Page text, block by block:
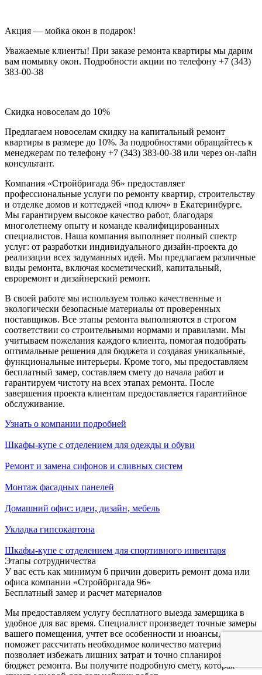
Акция — мойка окон в подарок!
Уважаемые клиенты! При заказе ремонта квартиры мы дарим
вам помывку окон. Подробности акции по телефону +7 (343)
383-00-38
Скидка новоселам до 10%
Предлагаем новоселам скидку на капитальный ремонт
квартиры в размере до 10%. За подробностями обращайтесь к
менеджерам по телефону +7 (343) 383-00-38 или через он-лайн
консультант.
Компания «Стройбригада 96» предоставляет
профессиональные услуги по ремонту квартир, строительству
и отделке домов и коттеджей «под ключ» в Екатеринбурге.
Мы гарантируем высокое качество работ, благодаря
многолетнему опыту и команде квалифицированных
специалистов. Наша компания выполняет полный спектр
услуг: от разработки индивидуального дизайн-проекта до
реализации всех задуманных идей. Мы предлагаем различные
виды ремонта, включая косметический, капитальный,
евроремонт и дизайнерский ремонт.
В своей работе мы используем только качественные и
экологически безопасные материалы от проверенных
поставщиков. Все этапы ремонта выполняются в строгом
соответствии со строительными нормами и правилами. Мы
учитываем пожелания каждого клиента, помогая подобрать
оптимальные решения для бюджета и создавая уникальные,
функциональные интерьеры. Кроме того, мы предоставляем
бесплатный замер, составляем смету до начала работ и
гарантируем чистоту на всех этапах ремонта. После
завершения проекта клиентам предоставляется гарантийное
обслуживание.
Узнать о компании подробней
Шкафы-купе с отделением для одежды и обуви
Ремонт и замена сифонов и сливных систем
Монтаж фасадных панелей
Домашний офис: идеи, дизайн, мебель
Укладка гипсокартона
Шкафы-купе с отделением для спортивного инвентаря
Этапы сотрудничества
У вас есть как минимум 6 причин доверить ремонт дома или
офиса компании «Стройбригада 96»
Бесплатный замер и расчет материалов
Мы предоставляем услугу бесплатного выезда замерщика в
удобное для вас время. Специалист произведет точные замеры
вашего помещения, учтет все особенности и нюансы, а также
поможет рассчитать необходимое количество материалов. Это
позволяет избежать лишних затрат и точно спланировать
бюджет ремонта. Вы получите подробную смету, которая